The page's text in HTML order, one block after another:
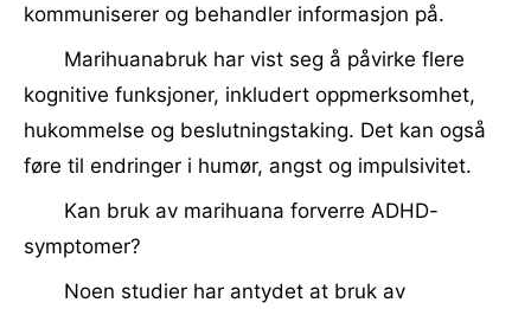
kommuniserer og behandler informasjon på.
Marihuanabruk har vist seg å påvirke flere
kognitive funksjoner, inkludert oppmerksomhet,
hukommelse og beslutningstaking. Det kan også
føre til endringer i humør, angst og impulsivitet.
Kan bruk av marihuana forverre ADHD-
symptomer?
Noen studier har antydet at bruk av